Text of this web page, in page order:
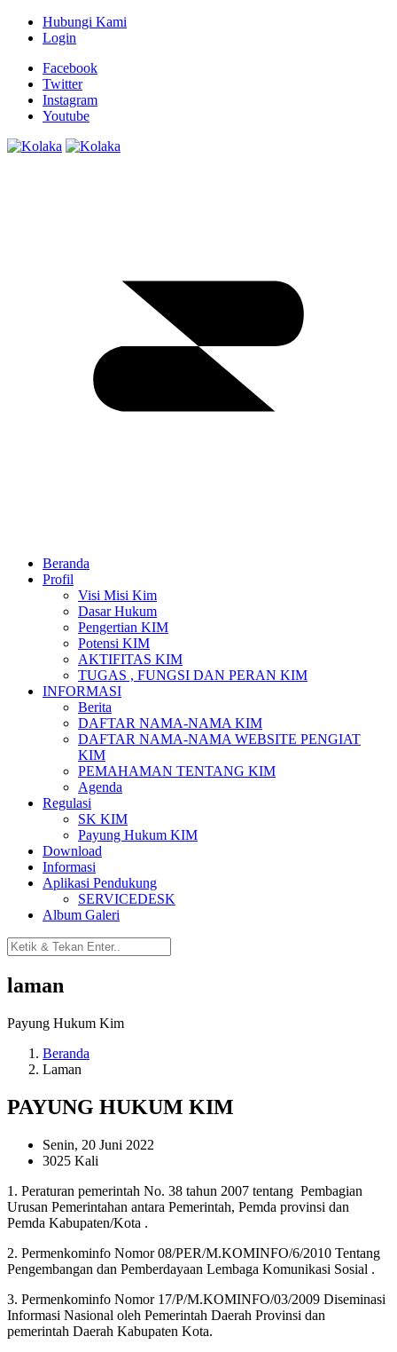
Hubungi Kami
Login
Facebook
Twitter
Instagram
Youtube
Beranda
Profil
Visi Misi Kim
Dasar Hukum
Pengertian KIM
Potensi KIM
AKTIFITAS KIM
TUGAS , FUNGSI DAN PERAN KIM
INFORMASI
Berita
DAFTAR NAMA-NAMA KIM
DAFTAR NAMA-NAMA WEBSITE PENGIAT
KIM
PEMAHAMAN TENTANG KIM
Agenda
Regulasi
SK KIM
Payung Hukum KIM
Download
Informasi
Aplikasi Pendukung
SERVICEDESK
Album Galeri
laman
Payung Hukum Kim
Beranda
Laman
PAYUNG HUKUM KIM
Senin, 20 Juni 2022
3025 Kali
1. Peraturan pemerintah No. 38 tahun 2007 tentang Pembagian
Urusan Pemerintahan antara Pemerintah, Pemda provinsi dan
Pemda Kabupaten/Kota .
2. Permenkominfo Nomor 08/PER/M.KOMINFO/6/2010 Tentang
Pengembangan dan Pemberdayaan Lembaga Komunikasi Sosial .
3. Permenkominfo Nomor 17/P/M.KOMINFO/03/2009 Diseminasi
Informasi Nasional oleh Pemerintah Daerah Provinsi dan
pemerintah Daerah Kabupaten Kota.